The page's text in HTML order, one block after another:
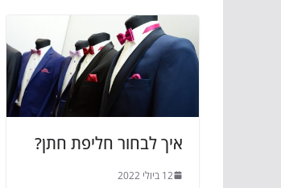
איך לבחור חליפת חתן?
12 ביולי 2022